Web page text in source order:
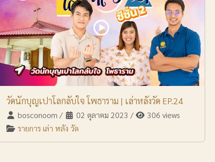
วัดนักบุญเปาโลกลับใจ โพธาราม | เล่าหลังวัด EP.24
bosconoom / 02 ตุลาคม 2023 /
306 views
รายการ เล่า หลัง วัด